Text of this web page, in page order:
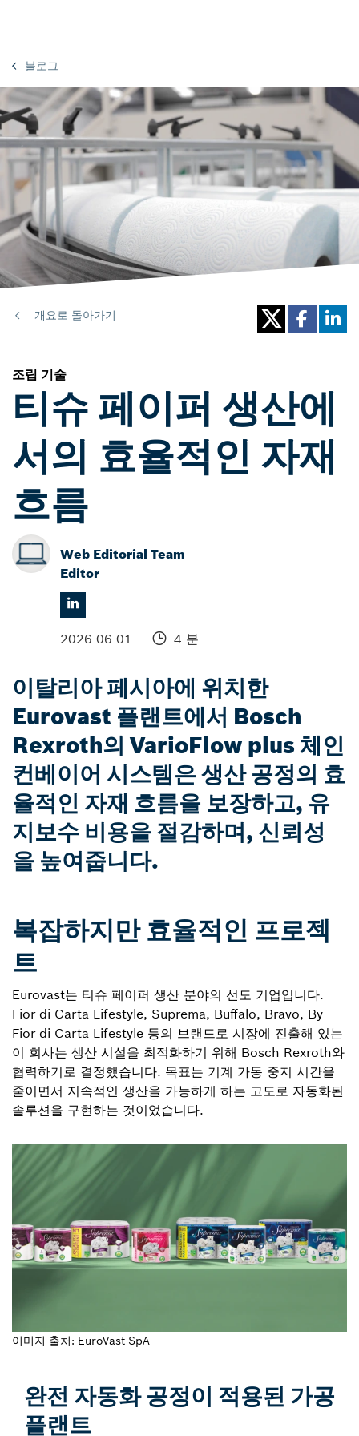
블로그
개요로 돌아가기
조립 기술
티슈 페이퍼 생산에
서의 효율적인 자재
흐름
Web Editorial Team
Editor
2026-06-01 4 분
이탈리아 페시아에 위치한
Eurovast 플랜트에서 Bosch
Rexroth의 VarioFlow plus 체인
컨베이어 시스템은 생산 공정의 효
율적인 자재 흐름을 보장하고, 유
지보수 비용을 절감하며, 신뢰성
을 높여줍니다.
복잡하지만 효율적인 프로젝
트
Eurovast는 티슈 페이퍼 생산 분야의 선도 기업입니다.
Fior di Carta Lifestyle, Suprema, Buffalo, Bravo, By
Fior di Carta Lifestyle 등의 브랜드로 시장에 진출해 있는
이 회사는 생산 시설을 최적화하기 위해 Bosch Rexroth와
협력하기로 결정했습니다. 목표는 기계 가동 중지 시간을
줄이면서 지속적인 생산을 가능하게 하는 고도로 자동화된
솔루션을 구현하는 것이었습니다.
이미지 출처: EuroVast SpA
완전 자동화 공정이 적용된 가공
플랜트